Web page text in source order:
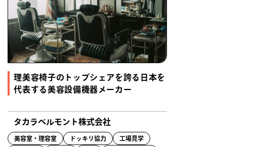
理美容椅子のトップシェアを誇る日本を
代表する美容設備機器メーカー
タカラベルモント株式会社
美容室・理容室 ドッキリ協力 工場見学